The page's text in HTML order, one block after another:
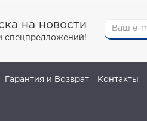
на новости
спецпредложений!
Гарантия и Возврат Контакты